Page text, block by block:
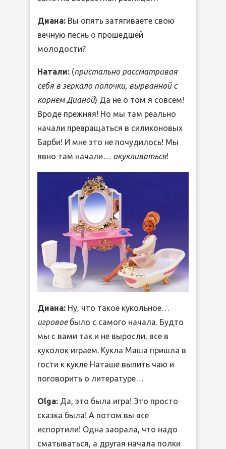
Диана: Вы опять затягиваете свою
вечную песнь о прошедшей
молодости?
Натали: (пристально рассматривая
себя в зеркало полочки, вырванной с
корнем Дианой) Да не о том я совсем!
Вроде прежняя! Но мы там реально
начали превращаться в силиконовых
Барби! И мне это не почудилось! Мы
явно там начали…
окукливаться!
Диана: Ну, что такое кукольное…
игровоебыло с самого начала. Будто
мы с вами так и не выросли, все в
куколок играем. Кукла Маша пришла в
гости к кукле Наташе выпить чаю и
поговорить о литературе…
Olga: Да, это была игра! Это просто
сказка была! А потом вы все
испортили! Одна заорала, что надо
сматываться, а другая начала полки